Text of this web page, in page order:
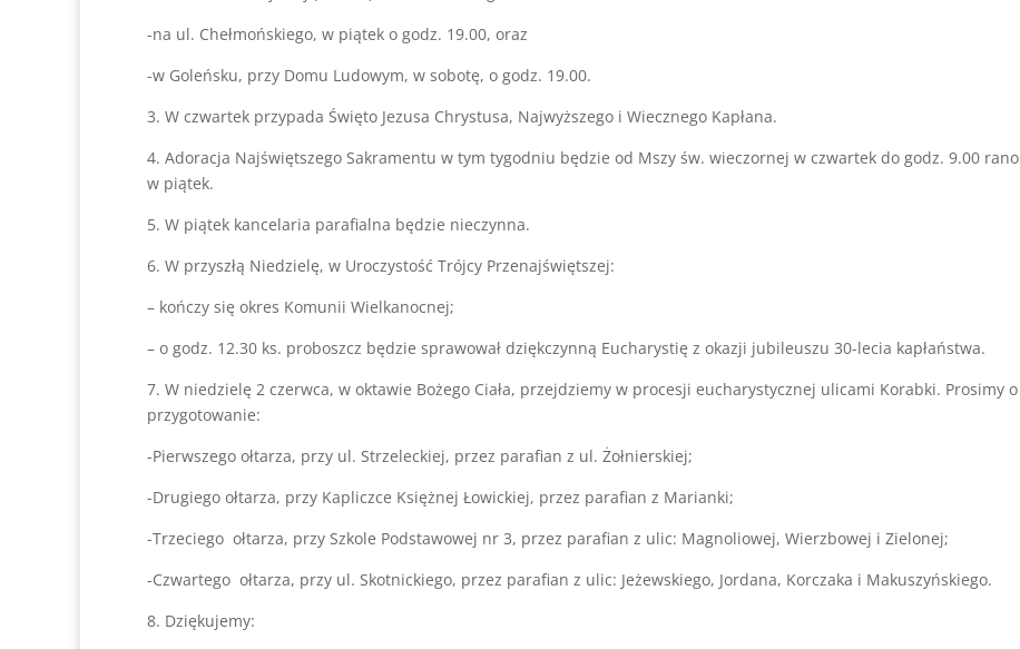
-na ul. Chełmońskiego, w piątek o godz. 19.00, oraz
-w Goleńsku, przy Domu Ludowym, w sobotę, o godz. 19.00.
3. W czwartek przypada Święto Jezusa Chrystusa, Najwyższego i Wiecznego Kapłana.
4. Adoracja Najświętszego Sakramentu w tym tygodniu będzie od Mszy św. wieczornej w czwartek do godz. 9.00 rano
w piątek.
5. W piątek kancelaria parafialna będzie nieczynna.
6. W przyszłą Niedzielę, w Uroczystość Trójcy Przenajświętszej:
– kończy się okres Komunii Wielkanocnej;
– o godz. 12.30 ks. proboszcz będzie sprawował dziękczynną Eucharystię z okazji jubileuszu 30-lecia kapłaństwa.
7. W niedzielę 2 czerwca, w oktawie Bożego Ciała, przejdziemy w procesji eucharystycznej ulicami Korabki. Prosimy o
przygotowanie:
-Pierwszego ołtarza, przy ul. Strzeleckiej, przez parafian z ul. Żołnierskiej;
-Drugiego ołtarza, przy Kapliczce Księżnej Łowickiej, przez parafian z Marianki;
-Trzeciego ołtarza, przy Szkole Podstawowej nr 3, przez parafian z ulic: Magnoliowej, Wierzbowej i Zielonej;
-Czwartego ołtarza, przy ul. Skotnickiego, przez parafian z ulic: Jeżewskiego, Jordana, Korczaka i Makuszyńskiego.
8. Dziękujemy: